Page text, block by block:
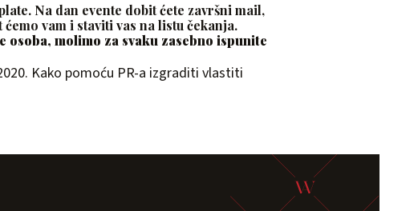
Na dan evente dobit ćete završni mail,
vam i staviti vas na listu čekanja.
osoba, molimo za svaku zasebno ispunite
Kako pomoću PR-a izgraditi vlastiti